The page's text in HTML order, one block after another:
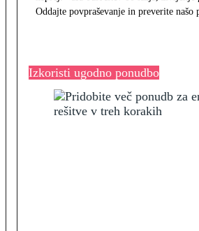
Oddajte povpraševanje in preverite našo
Izkoristi ugodno ponudbo